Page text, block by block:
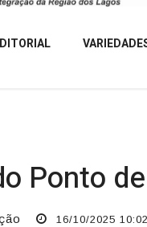
Ponto
16/10/2025 10:02